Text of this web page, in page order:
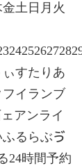
土日月火
すたりあ
イランブ
アンライ
るらぶゔ
24時間予約